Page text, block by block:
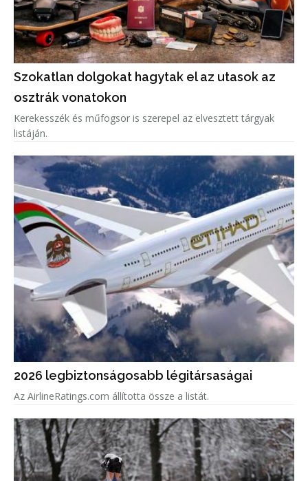
Szokatlan dolgokat hagytak el az utasok az
osztrák vonatokon
Kerekesszék és műfogsor is szerepel az elvesztett tárgyak
listáján.
2026 legbiztonságosabb légitársaságai
Az AirlineRatings.com állította össze a listát.